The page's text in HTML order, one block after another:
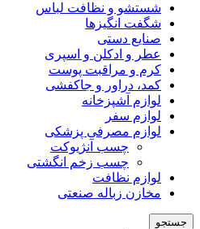
شستشو و نظافت لباس
شگفت انگیزها
صنایع دستی
عطر و ادکلن و اسپری
کرم و مراقبت پوست
کمد، دراور و جاکفشی
لوازم آشپزخانه
لوازم سفر
لوازم مصرفی پزشکی
چسب آنژیوکت
چسب زخم انگشتی
لوازم نظافت
مخازن زباله صنعتی
جستجو